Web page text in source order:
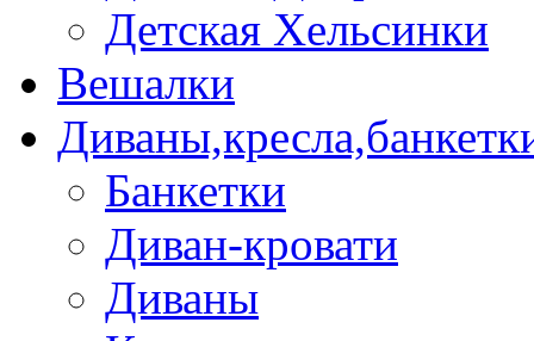
Детская Хельсинки
Вешалки
Банкетки
Диван-кровати
Диваны